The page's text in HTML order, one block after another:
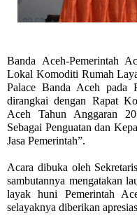
Banda Aceh-Pemerintah
Lokal Komoditi Rumah
Palace Banda Aceh pada
dirangkai dengan Rapat
Aceh Tahun Anggaran 20
Sebagai Penguatan dan
Jasa Pemerintah”.
Acara dibuka oleh
sambutannya mengatakan
layak huni Pemerintah
selayaknya diberikan